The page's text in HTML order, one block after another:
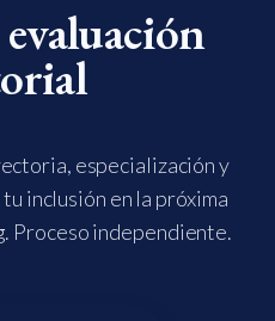
especialización y
inclusión en la próxima
Proceso independiente.